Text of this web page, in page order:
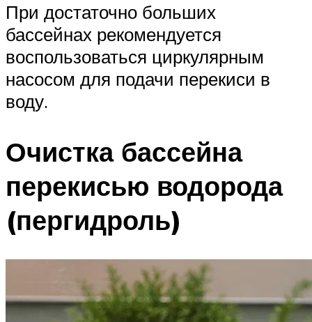
При достаточно больших
бассейнах рекомендуется
воспользоваться циркулярным
насосом для подачи перекиси в
воду.
Очистка бассейна
перекисью водорода
(пергидроль)